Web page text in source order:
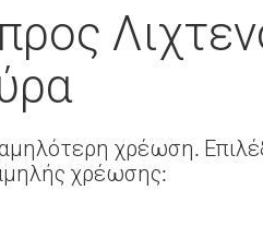
χρέωση.
χρέωσης: